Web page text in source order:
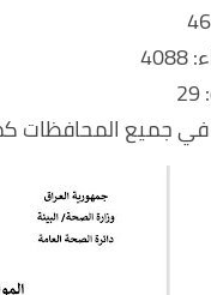
جميع المحافظات